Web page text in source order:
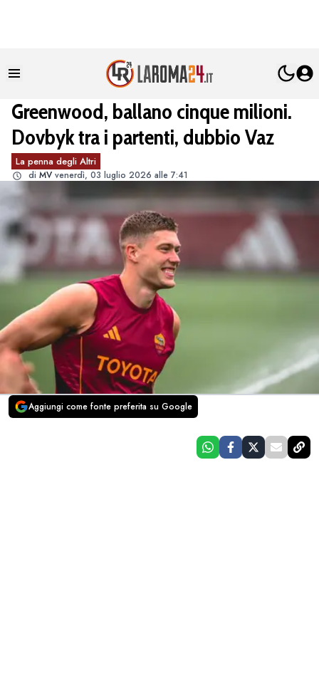
Greenwood, ballano cinque milioni.
Dovbyk tra i partenti, dubbio Vaz
La penna degli Altri
di MV venerdì, 03 luglio 2026 alle 7:41
Aggiungi come fonte preferita su Google